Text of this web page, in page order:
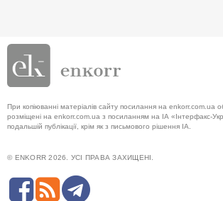
При копіюванні матеріалів сайту посилання на enkorr.com.ua
розміщені на enkorr.com.ua з посиланням на ІА «Інтерфакс-
подальшій публікації, крім як з письмового рішення ІА.
© ENKORR 2026. УСІ ПРАВА ЗАХИЩЕНІ.